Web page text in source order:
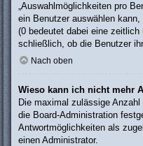
„Auswahlmöglichkeiten pro
ein Benutzer auswählen
(0 bedeutet dabei eine zeitlich
schließlich, ob die Benutzer
Nach oben
Wieso kann ich nicht mehr
Die maximal zulässige
die Board-Administration
Antwortmöglichkeiten als
einen Administrator.